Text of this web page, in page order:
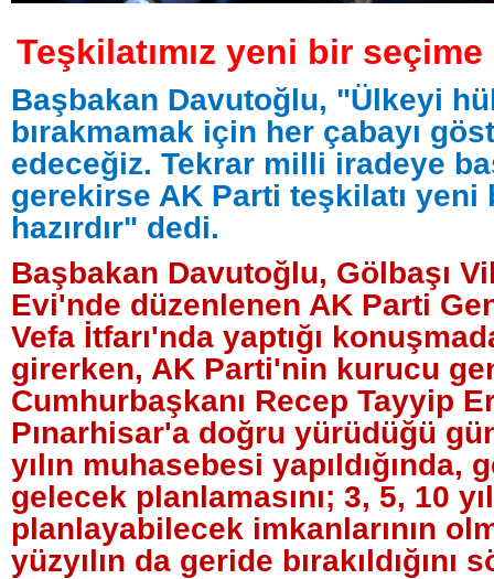
Teşkilatımız yeni bir seçime
Başbakan Davutoğlu, "Ülkeyi
bırakmamak için her çabayı
edeceğiz. Tekrar milli iradeye
gerekirse AK Parti teşkilatı yeni
hazırdır" dedi.
Başbakan Davutoğlu, Gölbaşı
Evi'nde düzenlenen AK Parti
Vefa İtfarı'nda yaptığı
girerken, AK Parti'nin kurucu
Cumhurbaşkanı Recep Tayyip
Pınarhisar'a doğru yürüdüğü
yılın muhasebesi yapıldığında,
gelecek planlamasını; 3, 5, 10
planlayabilecek imkanlarının
yüzyılın da geride bırakıldığını